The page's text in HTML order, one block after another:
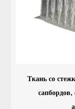
Ткань со